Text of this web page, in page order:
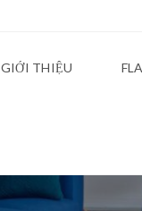
GIỚI THIỆU